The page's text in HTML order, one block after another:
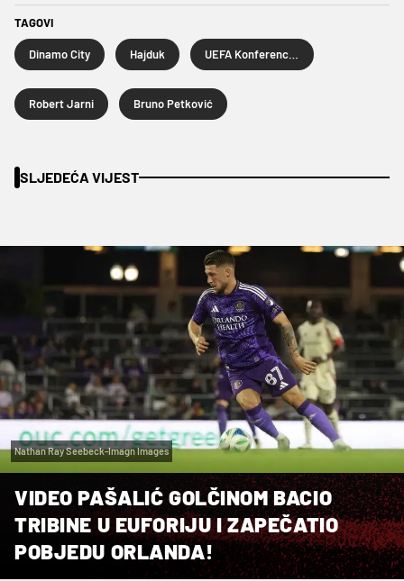
TAGOVI
Dinamo City Hajduk
Robert Jarni Bruno Petković
SLJEDEĆA VIJEST
Nathan Ray Seebeck-Imagn Images
VIDEO PAŠALIĆ GOLČINOM BACIO
TRIBINE U EUFORIJU I ZAPEČATIO
POBJEDU ORLANDA!